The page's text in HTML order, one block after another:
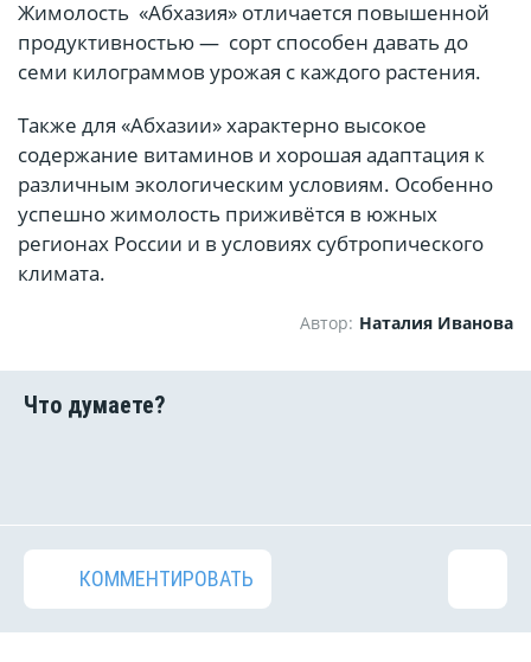
Жимолость «Абхазия» отличается повышенной
продуктивностью — сорт способен давать до
семи килограммов урожая с каждого растения.
Также для «Абхазии» характерно высокое
содержание витаминов и хорошая адаптация к
различным экологическим условиям. Особенно
успешно жимолость приживётся в южных
регионах России и в условиях субтропического
климата.
Автор: Наталия Иванова
КОММЕНТИРОВАТЬ